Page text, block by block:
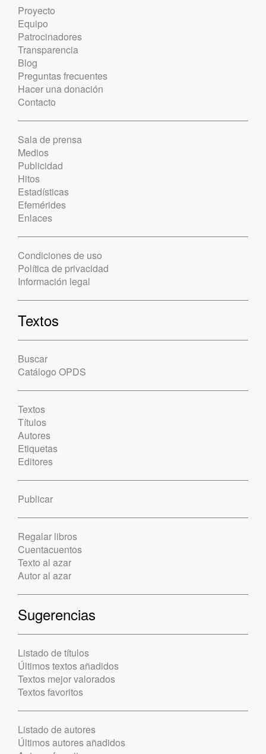
Proyecto
Equipo
Patrocinadores
Transparencia
Blog
Preguntas frecuentes
Hacer una donación
Contacto
Sala de prensa
Medios
Publicidad
Hitos
Estadísticas
Efemérides
Enlaces
Condiciones de uso
Política de privacidad
Información legal
Textos
Buscar
Catálogo OPDS
Textos
Títulos
Autores
Etiquetas
Editores
Publicar
Regalar libros
Cuentacuentos
Texto al azar
Autor al azar
Sugerencias
Listado de títulos
Últimos textos añadidos
Textos mejor valorados
Textos favoritos
Listado de autores
Últimos autores añadidos